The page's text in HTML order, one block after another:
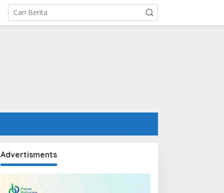
Advertisments